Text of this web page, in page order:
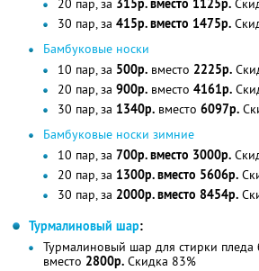
20 пар, за 315р. вместо 1125р.
30 пар, за 415р. вместо 1475р.
Бамбуковые носки
10 пар, за 500р. вместо 2225р.
20 пар, за 900р. вместо 4161р.
30 пар, за 1340р. вместо 6097р.
Бамбуковые носки зимние
10 пар, за 700р. вместо 3000р.
20 пар, за 1300р. вместо 5606р.
30 пар, за 2000р. вместо 8454р.
Турмалиновый шар:
Турмалиновый шар для стирки пледа
вместо 2800р. Скидка 83%